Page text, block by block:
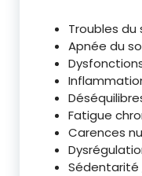
Troubles du
Apnée du
Fatigue
Carences
Sédentarité